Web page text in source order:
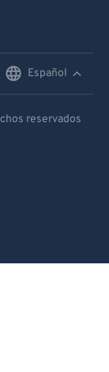
Español
reservados